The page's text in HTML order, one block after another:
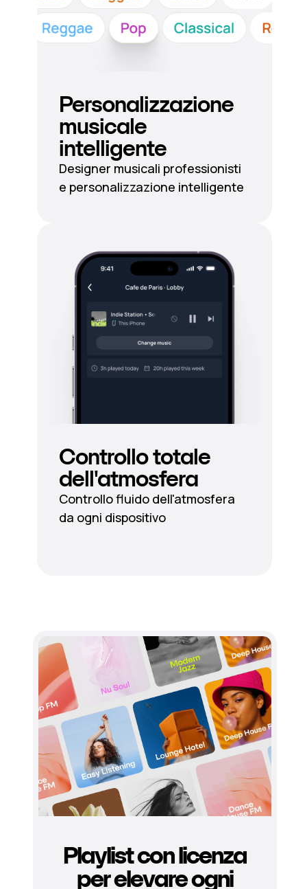
Personalizzazione
musicale
intelligente
Designer musicali professionisti
e personalizzazione intelligente
Controllo totale
dell'atmosfera
Controllo fluido dell'atmosfera
da ogni dispositivo
Playlist con licenza
per elevare ogni